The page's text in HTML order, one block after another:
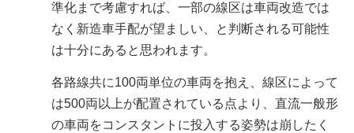
準化まで考慮すれば、一部の線区は車両改造では
なく新造車手配が望ましい、と判断される可能性
は十分にあると思われます。
各路線共に100両単位の車両を抱え、線区によって
は500両以上が配置されている点より、直流一般形
の車両をコンスタントに投入する姿勢は崩したく